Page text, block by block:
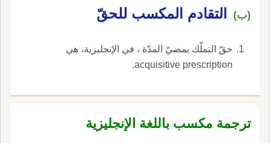
(ب) التقادم المكسب للحقّ
حقّ التملّك بمضيّ المدّة ، في الإنجليزية، هي
acquisitive prescription.
ترجمة مكسب باللغة الإنجليزية